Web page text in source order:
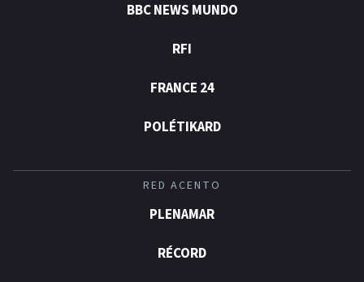
BBC NEWS MUNDO
RFI
FRANCE 24
POLÉTIKARD
RED ACENTO
PLENAMAR
RÉCORD